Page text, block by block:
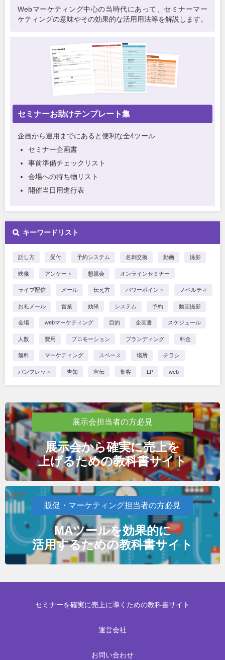
Webマーケティング中心の当時代にあって、セミナーマー
ケティングの意味やその効果的な活用用法等を解説します。
セミナーお助けテンプレート集
企画から運用までにあると便利な全4ツール
セミナー企画書
事前準備チェックリスト
会場への持ち物リスト
開催当日用進行表
キーワードリスト
話し方 受付 予約システム 名刺交換 動画 撮影
映像 アンケート 懇親会 オンラインセミナー
ライブ配信 メール 伝え方 パワーポイント ノベルティ
お礼メール 営業 効果 システム 予約 動画撮影
会場 webマーケティング 目的 企画書 スケジュール
人数 費用 プロモーション ブランディング 料金
無料 マーケティング スペース 場所 チラシ
パンフレット 告知 宣伝 集客 LP web
展示会担当者の方必見
展示会から確実に売上を
上げるための教科書サイト
販促・マーケティング担当者の方必見
MAツールを効果的に
活用するための教科書サイト
セミナーを確実に売上に導くための教科書サイト
運営会社
お問い合わせ